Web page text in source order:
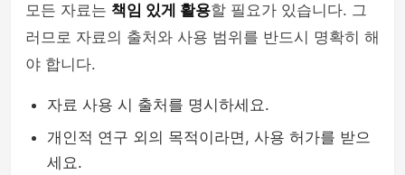
모든 자료는 책임 있게 활용할 필요가 있습니다. 그
러므로 자료의 출처와 사용 범위를 반드시 명확히 해
야 합니다.
자료 사용 시 출처를 명시하세요.
개인적 연구 외의 목적이라면, 사용 허가를 받으
세요.